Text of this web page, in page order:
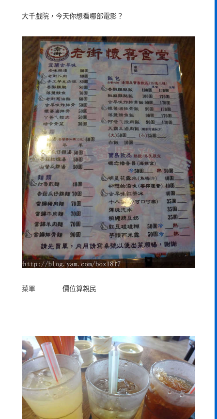
大千戲院，今天你想看哪部電影？
菜單 價位算親民